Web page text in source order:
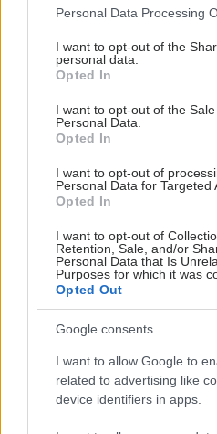
Please note that this website/
not limited to your visit or usage
grant or deny consent to
use your data for below
consent section.
Personal Data Processing
I want to opt-out of the
personal data.
Opted In
I want to opt-out of the
Personal Data.
Opted In
I want to opt-out of
Personal Data for Targeted
Opted In
I want to opt-out of
Retention, Sale, and/or
Personal Data that Is
Purposes for which it was
Opted Out
Google consents
I want to allow Google to
related to advertising like
device identifiers in apps.